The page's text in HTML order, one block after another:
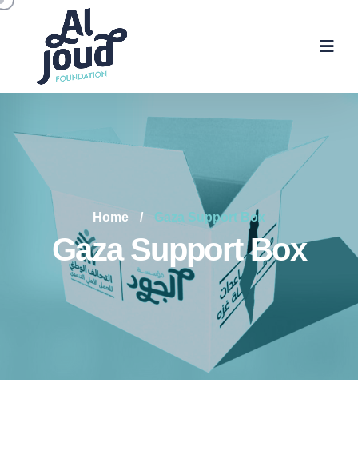
Home / Gaza Support Box
Gaza Support Box